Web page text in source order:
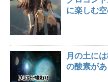
に楽しむ
月の土に
の酸素があ